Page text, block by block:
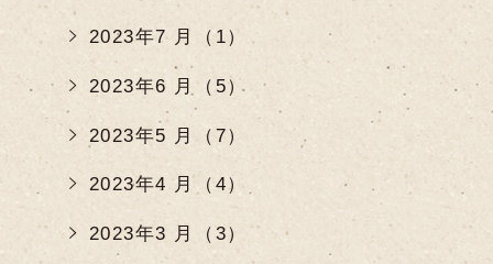
2023年7 月（1）
2023年6 月（5）
2023年5 月（7）
2023年4 月（4）
2023年3 月（3）